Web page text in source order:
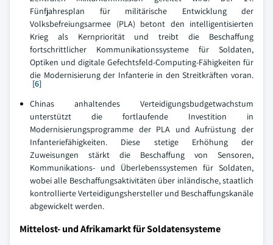
Fünfjahresplan für militärische Entwicklung der
Volksbefreiungsarmee (PLA) betont den intelligentisierten
Krieg als Kernpriorität und treibt die Beschaffung
fortschrittlicher Kommunikationssysteme für Soldaten,
Optiken und digitale Gefechtsfeld-Computing-Fähigkeiten für
die Modernisierung der Infanterie in den Streitkräften voran.
[6]
Chinas anhaltendes Verteidigungsbudgetwachstum
unterstützt die fortlaufende Investition in
Modernisierungsprogramme der PLA und Aufrüstung der
Infanteriefähigkeiten. Diese stetige Erhöhung der
Zuweisungen stärkt die Beschaffung von Sensoren,
Kommunikations- und Überlebenssystemen für Soldaten,
wobei alle Beschaffungsaktivitäten über inländische, staatlich
kontrollierte Verteidigungshersteller und Beschaffungskanäle
abgewickelt werden.
Mittelost- und Afrikamarkt für Soldatensysteme